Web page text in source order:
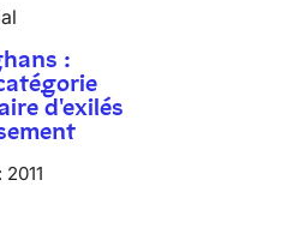
:
d'exilés
2011